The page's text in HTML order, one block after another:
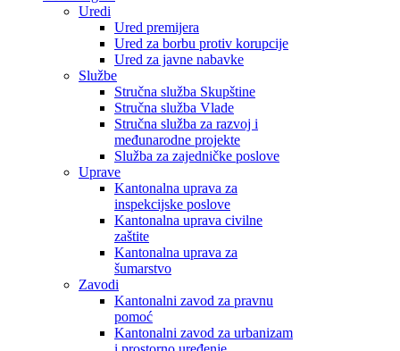
Uredi
Ured premijera
Ured za borbu protiv korupcije
Ured za javne nabavke
Službe
Stručna služba Skupštine
Stručna služba Vlade
Stručna služba za razvoj i
međunarodne projekte
Služba za zajedničke poslove
Uprave
Kantonalna uprava za
inspekcijske poslove
Kantonalna uprava civilne
zaštite
Kantonalna uprava za
šumarstvo
Zavodi
Kantonalni zavod za pravnu
pomoć
Kantonalni zavod za urbanizam